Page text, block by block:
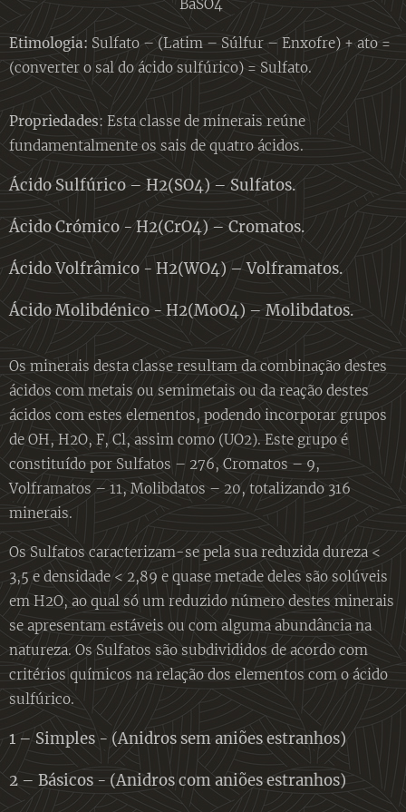
BaSO4
Etimologia: Sulfato – (Latim – Súlfur – Enxofre) + ato =
(converter o sal do ácido sulfúrico) = Sulfato.
Propriedades: Esta classe de minerais reúne
fundamentalmente os sais de quatro ácidos.
Ácido Sulfúrico – H2(SO4) – Sulfatos.
Ácido Crómico - H2(CrO4) – Cromatos.
Ácido Volfrâmico - H2(WO4) – Volframatos.
Ácido Molibdénico - H2(MoO4) – Molibdatos.
Os minerais desta classe resultam da combinação destes
ácidos com metais ou semimetais ou da reação destes
ácidos com estes elementos, podendo incorporar grupos
de OH, H2O, F, Cl, assim como (UO2). Este grupo é
constituído por Sulfatos – 276, Cromatos – 9,
Volframatos – 11, Molibdatos – 20, totalizando 316
minerais.
Os Sulfatos caracterizam-se pela sua reduzida dureza <
3,5 e densidade < 2,89 e quase metade deles são solúveis
em H2O, ao qual só um reduzido número destes minerais
se apresentam estáveis ou com alguma abundância na
natureza. Os Sulfatos são subdivididos de acordo com
critérios químicos na relação dos elementos com o ácido
sulfúrico.
1 – Simples - (Anidros sem aniões estranhos)
2 – Básicos - (Anidros com aniões estranhos)